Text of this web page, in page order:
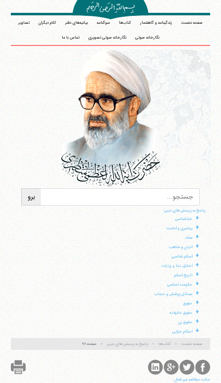
صفحه نخست زندگینامه و گاهشمار کتاب‌ها سوگنامه بیانیه‌های دفتر کلام دیگران تصاویر
نگارخانه صوتی نگارخانه صوتی تصویری تماس با ما
پاسخ به پرسش های دینی
+ خداشناسی
+ پیامبری و امامت
+ معاد
+ ادیان و مذاهب
+ اسلام شناسی
+ اخلاق، دعا و زیارات
+ تاریخ اسلام
+ حکومت اسلامی
+ مسائل پوشش و حجاب
+ حقوق
+ حقوق خانواده
+ حقوق زن
+ احکام جزایی
صفحه نخست کتاب‌ها پاسخ به پرسش های دینی صفحه ۹۷
حالت مطالعه غیر فعال